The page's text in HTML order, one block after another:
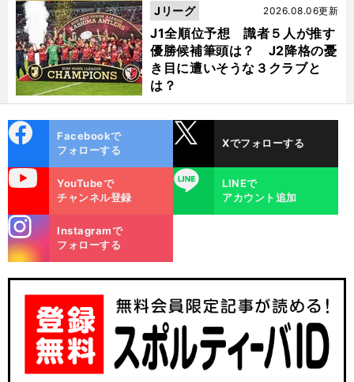
J1全順位予想 識者５人が推す
優勝候補筆頭は？ J2降格の憂
き目に遭いそうな３クラブと
は？
2026.08.06更新
Jリーグ
ok
Facebookで
フォローする
Xでフォローする
YouTubeで
チャンネル登録
LINE
LINEで
アカウント追加
m
Instagramで
フォローする